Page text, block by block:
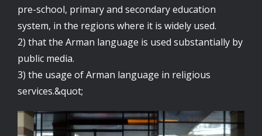
pre-school, primary and secondary education
system, in the regions where it is widely used.
2) that the Arman language is used substantially by
public media.
3) the usage of Arman language in religious
services.&quot;